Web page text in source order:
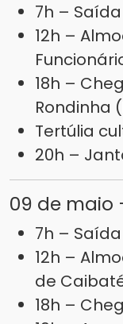
7h –
12h –
18h –
Rondinha
Tertúlia
20h –
09 de maio
7h –
12h –
de
18h –